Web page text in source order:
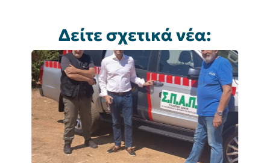
Δείτε σχετικά νέα: